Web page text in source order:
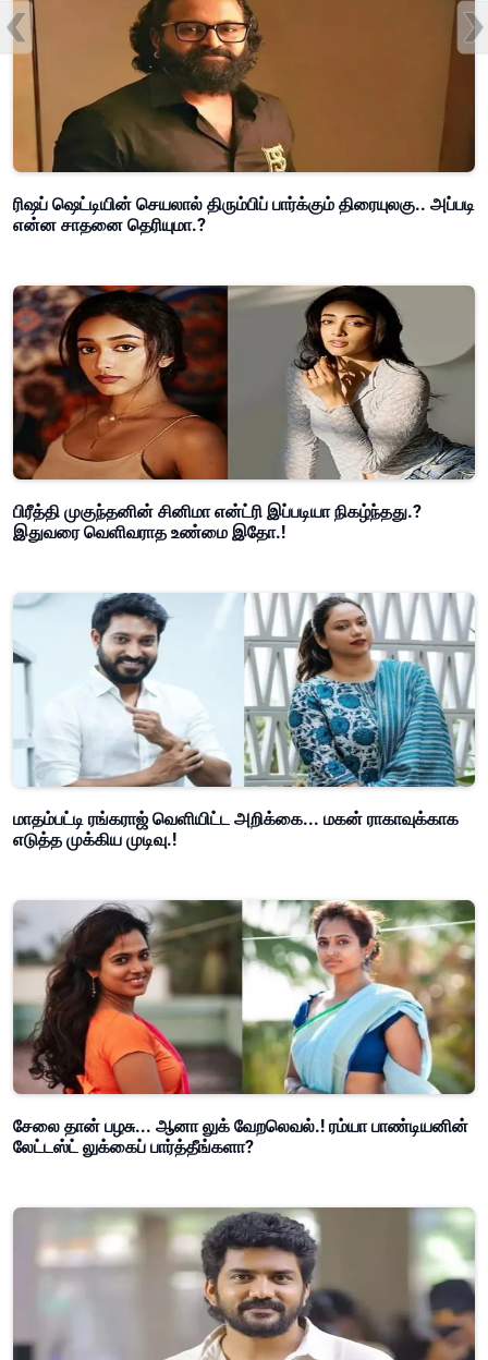
ரிஷப் ஷெட்டியின் செயலால் திரும்பிப் பார்க்கும் திரையுலகு.. அப்படி
என்ன சாதனை தெரியுமா.?
பிரீத்தி முகுந்தனின் சினிமா என்ட்ரி இப்படியா நிகழ்ந்தது.?
இதுவரை வெளிவராத உண்மை இதோ.!
மாதம்பட்டி ரங்கராஜ் வெளியிட்ட அறிக்கை... மகன் ராகாவுக்காக
எடுத்த முக்கிய முடிவு.!
சேலை தான் பழசு... ஆனா லுக் வேறலெவல்.! ரம்யா பாண்டியனின்
லேட்டஸ்ட் லுக்கைப் பார்த்தீங்களா?